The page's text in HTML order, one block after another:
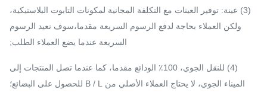
(3) عينة: توفير العينات مع التكلفة المجانية لمكونات التابوت البلاستيكية،
ولكن العملاء بحاجة لدفع الرسوم السريعة مقدما،سوف نعيد الرسوم
السريعة عندما يضع العملاء الطلب;
(4) للنقل الجوي، 100٪ الودائع مقدما، كما عندما تصل المنتجات إلى
الميناء الجوي، لا يحتاج العملاء الأصلي من B / L للحصول على البضائع؛